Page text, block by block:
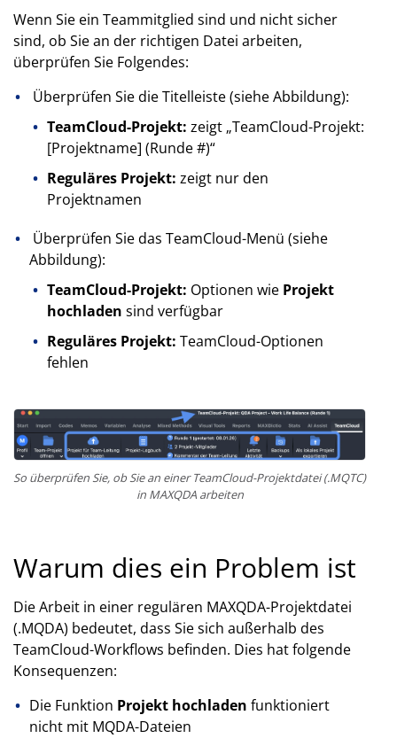
Wenn Sie ein Teammitglied sind und nicht sicher
sind, ob Sie an der richtigen Datei arbeiten,
überprüfen Sie Folgendes:
Überprüfen Sie die Titelleiste (siehe Abbildung):
TeamCloud-Projekt: zeigt „TeamCloud-Projekt:
[Projektname] (Runde #)“
Reguläres Projekt: zeigt nur den
Projektnamen
Überprüfen Sie das TeamCloud-Menü (siehe
Abbildung):
TeamCloud-Projekt: Optionen wie Projekt
hochladen sind verfügbar
Reguläres Projekt: TeamCloud-Optionen
fehlen
So überprüfen Sie, ob Sie an einer TeamCloud-Projektdatei (.MQTC)
in MAXQDA arbeiten
Warum dies ein Problem ist
Die Arbeit in einer regulären MAXQDA-Projektdatei
(.MQDA) bedeutet, dass Sie sich außerhalb des
TeamCloud-Workflows befinden. Dies hat folgende
Konsequenzen:
Die Funktion Projekt hochladen funktioniert
nicht mit MQDA-Dateien